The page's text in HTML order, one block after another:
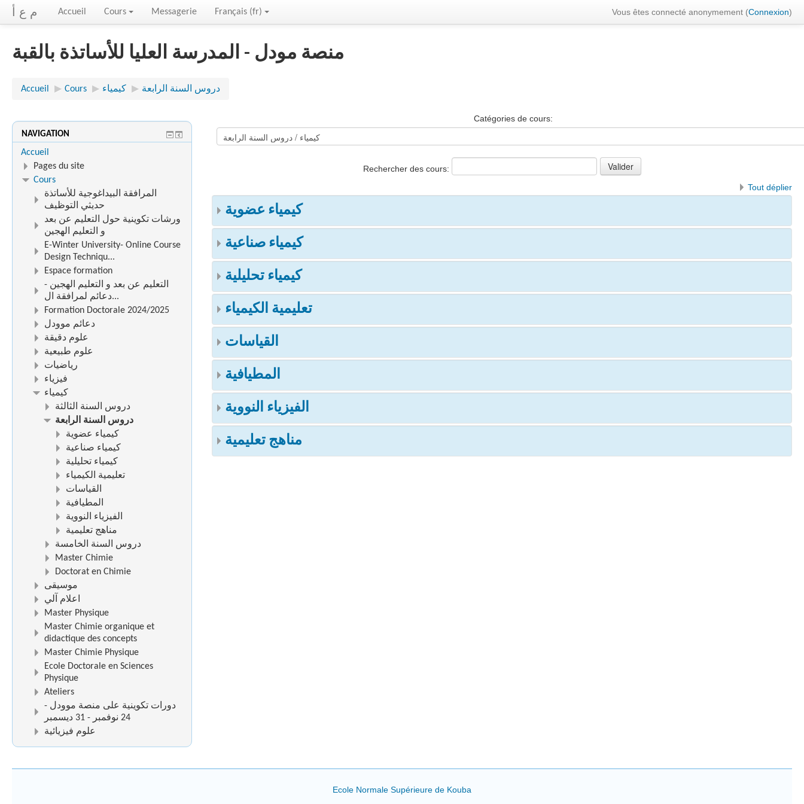
م ع أ Vous êtes connecté anonymement (Connexion)
Accueil Cours Messagerie Français ‎(fr)‎
منصة مودل - المدرسة العليا للأساتذة بالقبة
Accueil ▶︎ Cours ▶︎ كيمياء ▶︎ دروس السنة الرابعة
Catégories de cours:
Rechercher des cours:
Tout déplier
كيمياء عضوية
كيمياء صناعية
كيمياء تحليلية
تعليمية الكيمياء
القياسات
المطيافية
الفيزياء النووية
مناهج تعليمية
NAVIGATION
Accueil
Pages du site
Cours
المرافقة البيداغوجية للأساتذة
حديثي التوظيف
ورشات تكوينية حول التعليم عن بعد
و التعليم الهجين
E-Winter University- Online Course
Design Techniqu...
Espace formation
التعليم عن بعد و التعليم الهجين -
دعائم لمرافقة ال...
Formation Doctorale 2024/2025
دعائم موودل
علوم دقيقة
علوم طبيعية
رياضيات
فيزياء
كيمياء
دروس السنة الثالثة
دروس السنة الرابعة
كيمياء عضوية
كيمياء صناعية
كيمياء تحليلية
تعليمية الكيمياء
القياسات
المطيافية
الفيزياء النووية
مناهج تعليمية
دروس السنة الخامسة
Master Chimie
Doctorat en Chimie
موسيقى
اعلام آلي
Master Physique
Master Chimie organique et
didactique des concepts
Master Chimie Physique
Ecole Doctorale en Sciences
Physique
Ateliers
دورات تكوينية على منصة موودل -
24 نوفمبر - 31 ديسمبر
علوم فيزيائية
Ecole Normale Supérieure de Kouba